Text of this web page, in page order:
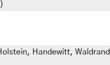
Handewitt,